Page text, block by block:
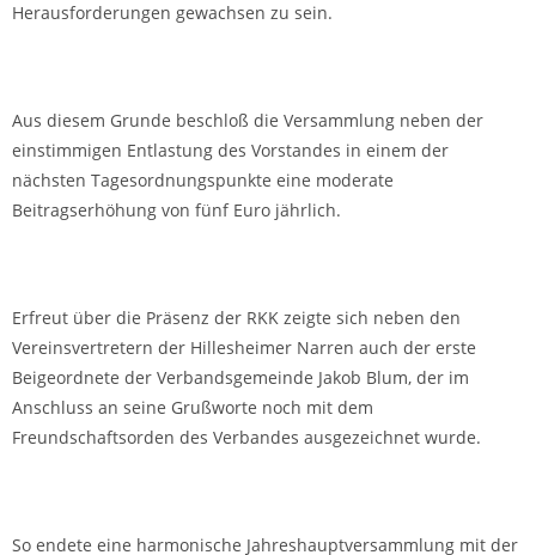
Herausforderungen gewachsen zu sein.
Aus diesem Grunde beschloß die Versammlung neben der
einstimmigen Entlastung des Vorstandes in einem der
nächsten Tagesordnungspunkte eine moderate
Beitragserhöhung von fünf Euro jährlich.
Erfreut über die Präsenz der RKK zeigte sich neben den
Vereinsvertretern der Hillesheimer Narren auch der erste
Beigeordnete der Verbandsgemeinde Jakob Blum, der im
Anschluss an seine Grußworte noch mit dem
Freundschaftsorden des Verbandes ausgezeichnet wurde.
So endete eine harmonische Jahreshauptversammlung mit der